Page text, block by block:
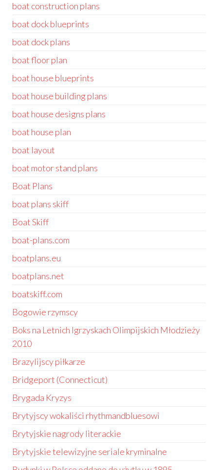
boat construction plans
boat dock blueprints
boat dock plans
boat floor plan
boat house blueprints
boat house building plans
boat house designs plans
boat house plan
boat layout
boat motor stand plans
Boat Plans
boat plans skiff
Boat Skiff
boat-plans.com
boatplans.eu
boatplans.net
boatskiff.com
Bogowie rzymscy
Boks na Letnich Igrzyskach Olimpijskich Młodzieży
2010
Brazylijscy piłkarze
Bridgeport (Connecticut)
Brygada Kryzys
Brytyjscy wokaliści rhythmandbluesowi
Brytyjskie nagrody literackie
Brytyjskie telewizyjne seriale kryminalne